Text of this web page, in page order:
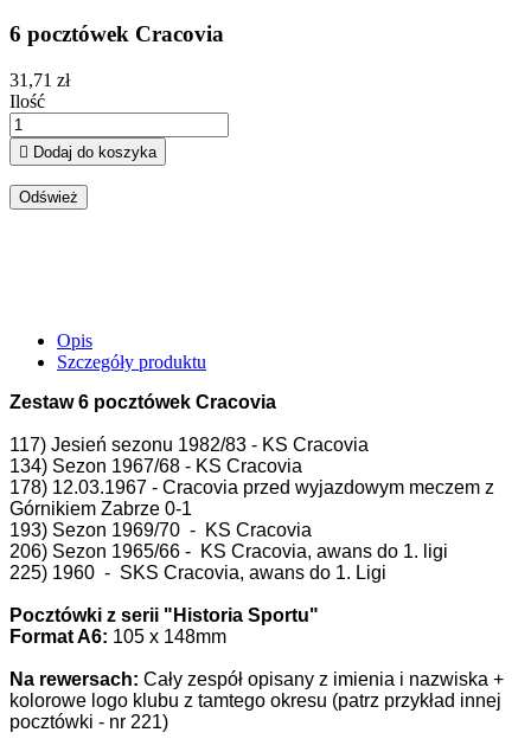
6 pocztówek Cracovia
31,71 zł
Ilość
 Dodaj do koszyka
Opis
Szczegóły produktu
Zestaw 6 pocztówek Cracovia
117) Jesień sezonu 1982/83 - KS Cracovia
134) Sezon 1967/68 - KS Cracovia
178) 12.03.1967 - Cracovia przed wyjazdowym meczem z
Górnikiem Zabrze 0-1
193) Sezon 1969/70 - KS Cracovia
206) Sezon 1965/66 - KS Cracovia, awans do 1. ligi
225) 1960 - SKS Cracovia, awans do 1. Ligi
Pocztówki z serii "Historia Sportu"
Format A6: 105 x 148mm
Na rewersach: Cały zespół opisany z imienia i nazwiska +
kolorowe logo klubu z tamtego okresu (patrz przykład innej
pocztówki - nr 221)